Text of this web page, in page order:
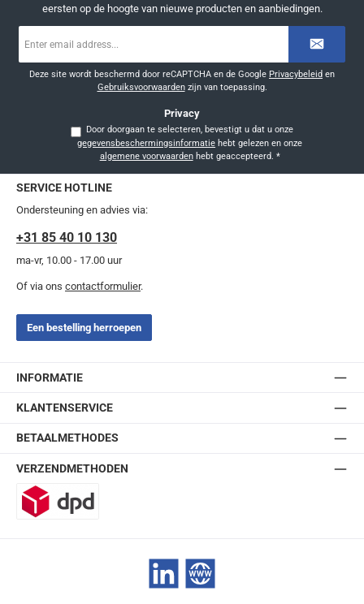
eersten op de hoogte van nieuwe producten en aanbiedingen.
mailadres
Deze site wordt beschermd door reCAPTCHA en de Google Privacybeleid en
Gebruiksvoorwaardenzijn van toepassing.
Privacy
Door doorgaan te selecteren, bevestigt u dat u onze
gegevensbeschermingsinformatie
algemene voorwaardenhebt geaccepteerd. *
SERVICE HOTLINE
Ondersteuning en advies via:
+31 85 40 10 130
ma-vr, 10.00 - 17.00 uur
Of via ons contactformulier.
Een bestelling herroepen
INFORMATIE
KLANTENSERVICE
BETAALMETHODES
VERZENDMETHODEN
LinkedIn Website